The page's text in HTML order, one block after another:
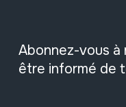
Abonnez-vous
être informé de